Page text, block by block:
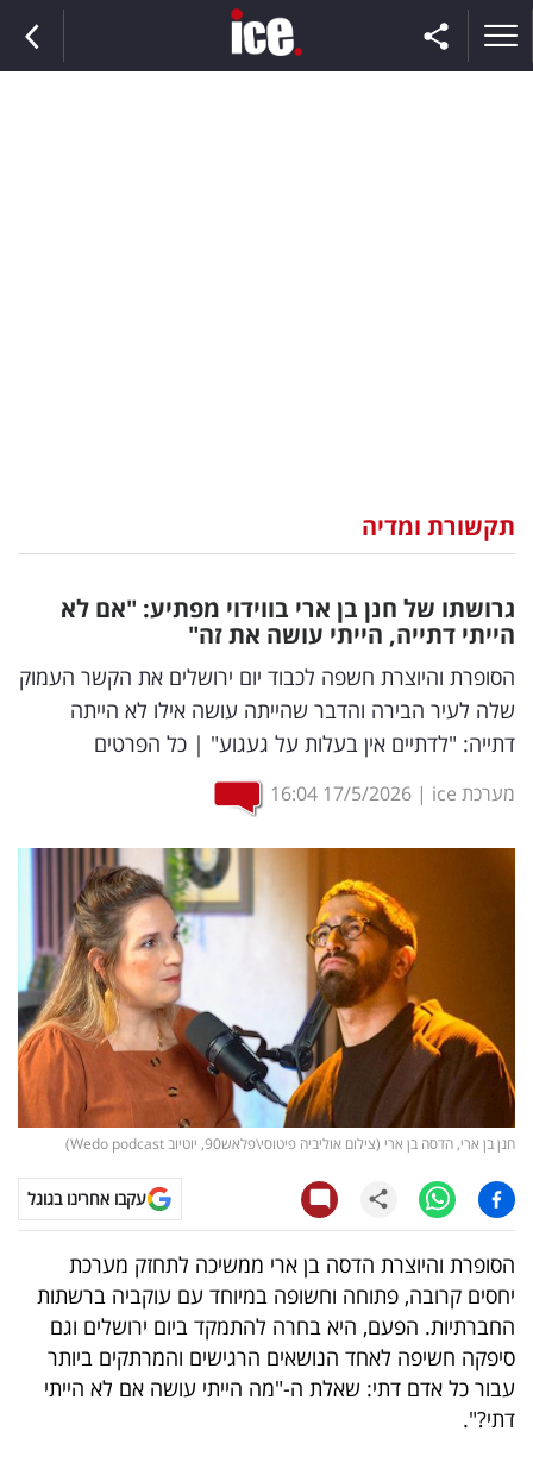
וצרכנות
דיגיטל
וטק
שיווק
ופרסום
רכילות
עסקית
טלוויזיה
עסקי
ספורט
קריירה
ולימודים
תקשורת ומדיה
גרושתו של חנן בן ארי בווידוי מפתיע: "אם לא
הייתי דתייה, הייתי עושה את זה"
הסופרת והיוצרת חשפה לכבוד יום ירושלים את הקשר העמוק
שלה לעיר הבירה והדבר שהייתה עושה אילו לא הייתה
דתייה: "לדתיים אין בעלות על געגוע" | כל הפרטים
מערכת ice |
17/5/2026
16:04
חנן בן ארי, הדסה בן ארי (צילום אוליביה פיטוסי\פלאש90, יוטיוב Wedo podcast)
עקבו אחרינו בגוגל
הסופרת והיוצרת הדסה בן ארי ממשיכה לתחזק מערכת
יחסים קרובה, פתוחה וחשופה במיוחד עם עוקביה ברשתות
החברתיות. הפעם, היא בחרה להתמקד ביום ירושלים וגם
סיפקה חשיפה לאחד הנושאים הרגישים והמרתקים ביותר
עבור כל אדם דתי: שאלת ה-"מה הייתי עושה אם לא הייתי
דתי?".